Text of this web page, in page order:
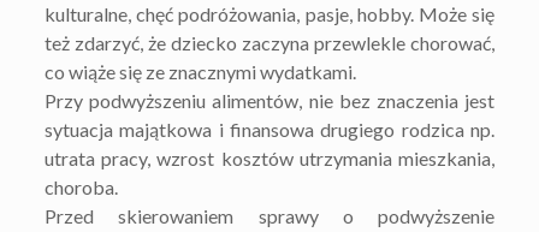
kulturalne, chęć podróżowania, pasje, hobby. Może się
też zdarzyć, że dziecko zaczyna przewlekle chorować,
co wiąże się ze znacznymi wydatkami.
Przy podwyższeniu alimentów, nie bez znaczenia jest
sytuacja majątkowa i finansowa drugiego rodzica np.
utrata pracy, wzrost kosztów utrzymania mieszkania,
choroba.
Przed skierowaniem sprawy o podwyższenie